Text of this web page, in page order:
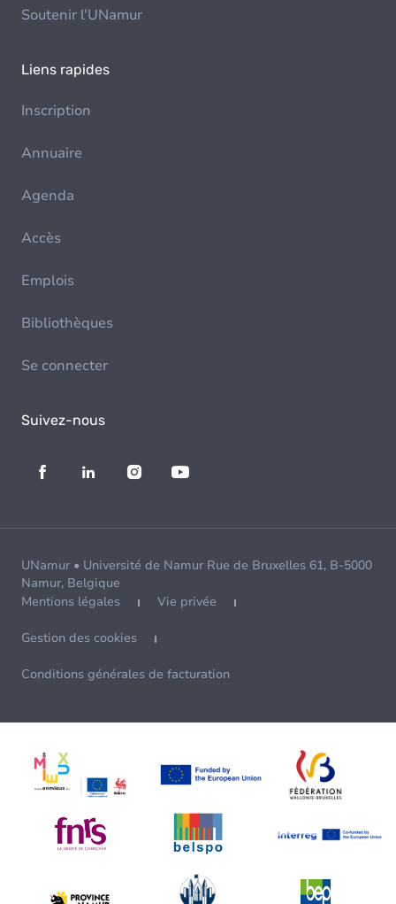
Soutenir l'UNamur
Liens rapides
Inscription
Annuaire
Agenda
Accès
Emplois
Bibliothèques
Se connecter
Suivez-nous
UNamur • Université de Namur Rue de Bruxelles 61, B-5000
Namur, Belgique
Mentions légales
Vie privée
Gestion des cookies
Conditions générales de facturation